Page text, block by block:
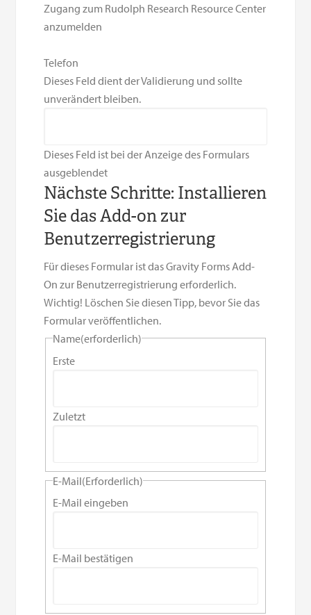
Zugang zum Rudolph Research Resource Center
anzumelden
Telefon
Dieses Feld dient der Validierung und sollte
unverändert bleiben.
Dieses Feld ist bei der Anzeige des Formulars
ausgeblendet
Nächste Schritte: Installieren
Sie das Add-on zur
Benutzerregistrierung
Für dieses Formular ist das Gravity Forms Add-
On zur Benutzerregistrierung erforderlich.
Wichtig! Löschen Sie diesen Tipp, bevor Sie das
Formular veröffentlichen.
Name(erforderlich)
Erste
Zuletzt
E-Mail(Erforderlich)
E-Mail eingeben
E-Mail bestätigen